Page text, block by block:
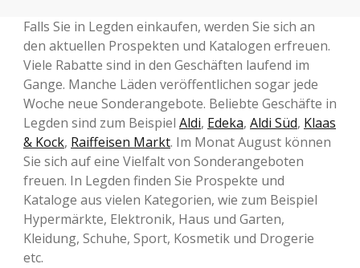
Falls Sie in Legden einkaufen, werden Sie sich an
den aktuellen Prospekten und Katalogen erfreuen.
Viele Rabatte sind in den Geschäften laufend im
Gange. Manche Läden veröffentlichen sogar jede
Woche neue Sonderangebote. Beliebte Geschäfte in
Legden sind zum Beispiel Aldi, Edeka, Aldi Süd, Klaas
& Kock, Raiffeisen Markt. Im Monat August können
Sie sich auf eine Vielfalt von Sonderangeboten
freuen. In Legden finden Sie Prospekte und
Kataloge aus vielen Kategorien, wie zum Beispiel
Hypermärkte, Elektronik, Haus und Garten,
Kleidung, Schuhe, Sport, Kosmetik und Drogerie
etc.